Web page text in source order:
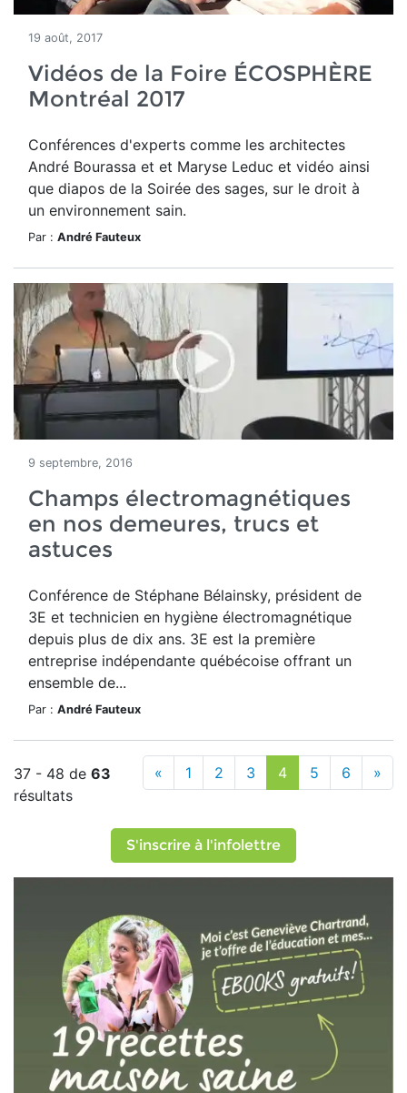
19 août, 2017
Vidéos de la Foire ÉCOSPHÈRE
Montréal 2017
Conférences d'experts comme les architectes
André Bourassa et et Maryse Leduc et vidéo ainsi
que diapos de la Soirée des sages, sur le droit à
un environnement sain.
Par : André Fauteux
9 septembre, 2016
Champs électromagnétiques
en nos demeures, trucs et
astuces
Conférence de Stéphane Bélainsky, président de
3E et technicien en hygiène électromagnétique
depuis plus de dix ans. 3E est la première
entreprise indépendante québécoise offrant un
ensemble de...
Par : André Fauteux
37 - 48 de 63
résultats
« 1 2 3 4 5 6 »
S'inscrire à l'infolettre